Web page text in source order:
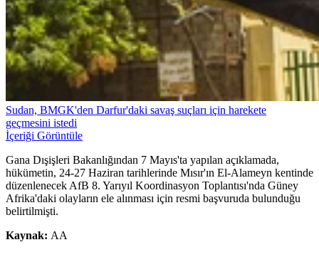
Sudan, BMGK'den Darfur'daki savaş suçları için harekete
geçmesini istedi
İçeriği Görüntüle
Gana Dışişleri Bakanlığından 7 Mayıs'ta yapılan açıklamada,
hükümetin, 24-27 Haziran tarihlerinde Mısır'ın El-Alameyn kentinde
düzenlenecek AfB 8. Yarıyıl Koordinasyon Toplantısı'nda Güney
Afrika'daki olayların ele alınması için resmi başvuruda bulunduğu
belirtilmişti.
Kaynak: AA